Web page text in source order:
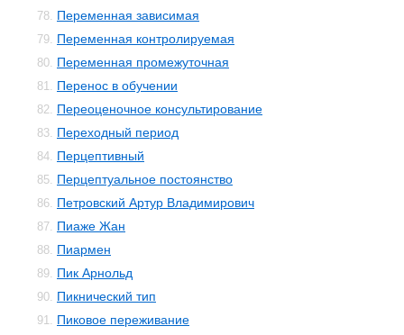
78. Переменная зависимая
79. Переменная контролируемая
80. Переменная промежуточная
81. Перенос в обучении
82. Переоценочное консультирование
83. Переходный период
84. Перцептивный
85. Перцептуальное постоянство
86. Петровский Артур Владимирович
87. Пиаже Жан
88. Пиармен
89. Пик Арнольд
90. Пикнический тип
91. Пиковое переживание